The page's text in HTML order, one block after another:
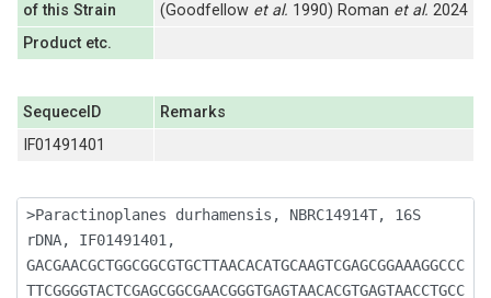
of this Strain
(Goodfellow et al. 1990) Roman et al. 2024
Product etc.
SequeceID
Remarks
IF01491401